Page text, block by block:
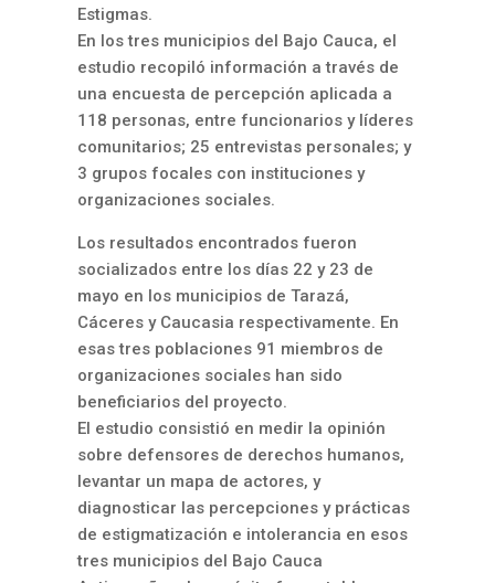
Estigmas.
En los tres municipios del Bajo Cauca, el
estudio recopiló información a través de
una encuesta de percepción aplicada a
118 personas, entre funcionarios y líderes
comunitarios; 25 entrevistas personales; y
3 grupos focales con instituciones y
organizaciones sociales.
Los resultados encontrados fueron
socializados entre los días 22 y 23 de
mayo en los municipios de Tarazá,
Cáceres y Caucasia respectivamente. En
esas tres poblaciones 91 miembros de
organizaciones sociales han sido
beneficiarios del proyecto.
El estudio consistió en medir la opinión
sobre defensores de derechos humanos,
levantar un mapa de actores, y
diagnosticar las percepciones y prácticas
de estigmatización e intolerancia en esos
tres municipios del Bajo Cauca